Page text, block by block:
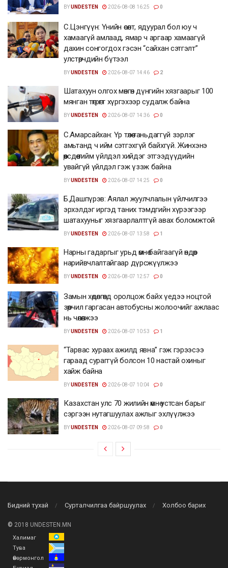
BYUNDESTEN 2026-08-08 16:25 0
С.Цэнгүүн: Үнийн өсөлт, ядуурал бол юу ч
хамаагүй амлаад, ямар ч аргаар хамаагүй
дахин сонгогдох гэсэн “сайхан сэтгэлт”
улстөрчдийн бүтээл
BYUNDESTEN 2026-08-07 14:46 2
Шатахуун олгох мөнгөн дүнгийн хязгаарыг 100
мянган төгрөгт хүргэхээр судалж байна
BYUNDESTEN 2026-08-07 14:36 0
С.Амарсайхан: Үр төлөө таньдаггүй зэрлэг
амьтанд ч ийм сэтгэхгүй байхгүй. Жинхэнэ
өөрсдөө тийм үйлдэл хийдэг этгээдүүдийн
увайгүй үйлдэл гэж үзэж байна
BYUNDESTEN 2026-08-07 14:25 0
Б.Дашпүрэв: Аялал жуулчлалын үйлчилгээ
эрхэлдэг иргэд таних тэмдгийн хүрээгээр
шатахууныг хязгаарлалтгүй авах боломжтой
BYUNDESTEN 2026-08-07 13:58 1
Нарны гадаргыг урьд өмнө байгаагүй өндөр
нарийвчлалтайгаар дүрсжүүлжээ
BYUNDESTEN 2026-08-07 12:57 0
Замын хөдөлгөөнд оролцож байх үедээ ноцтой
зөрчил гаргасан автобусны жолоочийг ажлаас
нь чөлөөлжээ
BYUNDESTEN 2026-08-07 10:53 1
“Тарвас хураах ажилд явна” гэж гэрээсээ
гараад сураггүй болсон 10 настай охиныг
хайж байна
BYUNDESTEN 2026-08-07 10:04 0
Казахстан улс 70 жилийн өмнө устсан барыг
сэргээн нутагшуулах ажлыг эхлүүлжээ
BYUNDESTEN 2026-08-07 09:58 0
Бидний тухай Сурталчилгаа байршуулах Холбоо барих
© 2018 UNDESTEN.MN
Халимаг
Тува
Өвөрмонгол